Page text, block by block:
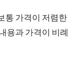
통 가격이 저렴
용과 가격이 비